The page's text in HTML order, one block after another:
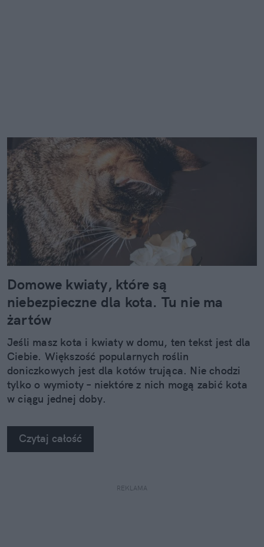
Domowe kwiaty, które są
niebezpieczne dla kota. Tu nie ma
żartów
Jeśli masz kota i kwiaty w domu, ten tekst jest dla
Ciebie. Większość popularnych roślin
doniczkowych jest dla kotów trująca. Nie chodzi
tylko o wymioty – niektóre z nich mogą zabić kota
w ciągu jednej doby.
Czytaj całość
REKLAMA